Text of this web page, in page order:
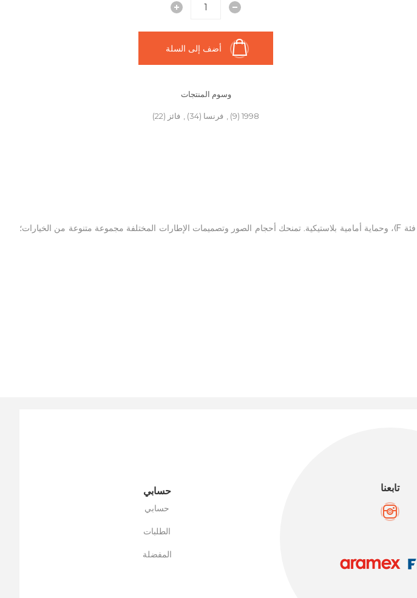
أضف إلى السلة
وسوم المنتجات
1998
(9) فرنسا (34) فائز (22)
صور مطبوعة عالية الجودة تأتي داخل إطار أنيق وقوي، مع حامل سميك أبيض داخلي (غير متاح مع تصميم من فئة F)، وحماية أمامية بلاستيكية. تمنحك أحجام الصور وتصميمات الإطارات المختلفة مجموعة متنوعة من الخيارات؛
تابعنا حسابي
حسابي
الطلبات
المفضلة